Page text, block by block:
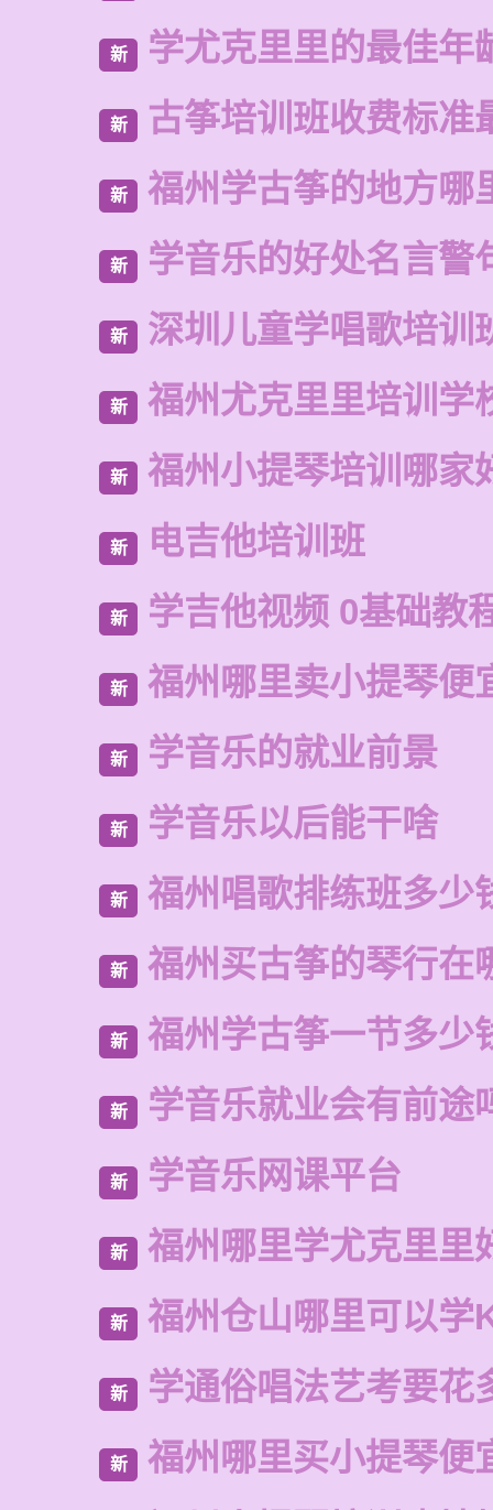
新 学尤克里里的最佳年
新 古筝培训班收费标准
新 福州学古筝的地方哪
新 学音乐的好处名言警
新 深圳儿童学唱歌培训
新 福州尤克里里培训学
新 福州小提琴培训哪家
新 电吉他培训班
新 学吉他视频 0基础教
新 福州哪里卖小提琴便
新 学音乐的就业前景
新 学音乐以后能干啥
新 福州唱歌排练班多少
新 福州买古筝的琴行在
新 福州学古筝一节多少
新 学音乐就业会有前途
新 学音乐网课平台
新 福州哪里学尤克里里
新 福州仓山哪里可以学
新 学通俗唱法艺考要花
新 福州哪里买小提琴便